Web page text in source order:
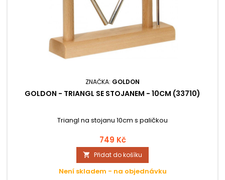
ZNAČKA: GOLDON
GOLDON - TRIANGL SE STOJANEM - 10CM (33710)
Triangl na stojanu 10cm s paličkou
749 Kč
 Přidat do košíku
Není skladem - na objednávku